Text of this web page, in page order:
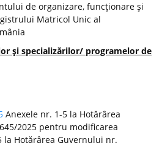
de organizare, funcţionare şi
Matricol Unic al
şi specializărilor/ programelor de
Anexele nr. 1-5 la Hotărârea
2025 pentru modificarea
la Hotărârea Guvernului nr.